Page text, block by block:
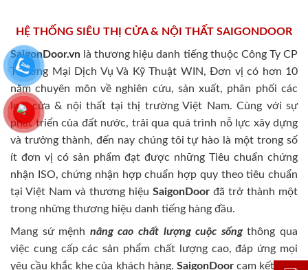
HỆ THỐNG SIÊU THỊ CỬA & NỘI THẤT SAIGONDOOR
SaigonDoor.vn là thương hiệu danh tiếng thuộc Công Ty CP
Thương Mại Dịch Vụ Và Kỹ Thuật WIN, Đơn vị có hơn 10
năm chuyên môn về nghiên cứu, sản xuất, phân phối các
loại cửa & nội thất tại thị trường Việt Nam. Cùng với sự
phát triển của đất nước, trải qua quá trình nỗ lực xây dựng
và trưởng thành, đến nay chúng tôi tự hào là một trong số
ít đơn vị có sản phẩm đạt được những Tiêu chuẩn chứng
nhận ISO, chứng nhận hợp chuẩn hợp quy theo tiêu chuẩn
tại Việt Nam và thương hiệu SaigonDoor đã trở thành một
trong những thương hiệu danh tiếng hàng đầu.
Mang sứ mệnh nâng cao chất lượng cuộc sốngthông qua
việc cung cấp các sản phẩm chất lượng cao, đáp ứng mọi
yêu cầu khắc khe của khách hàng. SaigonDoorcam kết đem